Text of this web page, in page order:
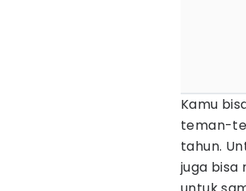
Kamu
teman-
tahun.
juga bisa